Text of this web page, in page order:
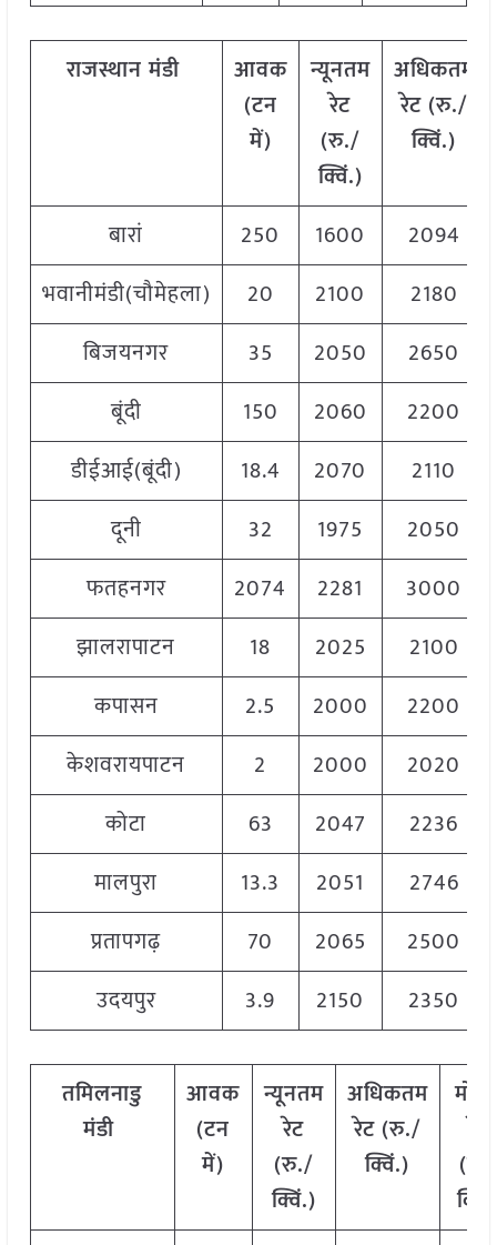
राजस्थानमंडी
आवक
(टन
में)
न्यूनतम
रेट
(रु./
क्विं.)
अधिकतम
रेट (रु./
क्विं.)
बारां 250 1600
2094
भवानीमंडी(चौमेहला)
20 2100
2180
बिजयनगर
35 2050
2650
बूंदी
150 2060
2200
डीईआई(बूंदी)
18.4 2070
2110
दूनी
32 1975
2050
फतहनगर
2074 2281
3000
झालरापाटन
18 2025
2100
कपासन
2.5 2000
2200
केशवरायपाटन
2 2000
2020
कोटा
63 2047
2236
मालपुरा
13.3 2051
2746
प्रतापगढ़
70 2065
2500
उदयपुर
3.9 2150 2350
तमिलनाडु
मंडी
आवक
(टन
में)
न्यूनतम
रेट
(रु./
क्विं.)
अधिकतम
रेट (रु./
क्विं.)
(
क्विं